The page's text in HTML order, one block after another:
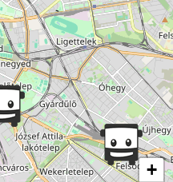
+